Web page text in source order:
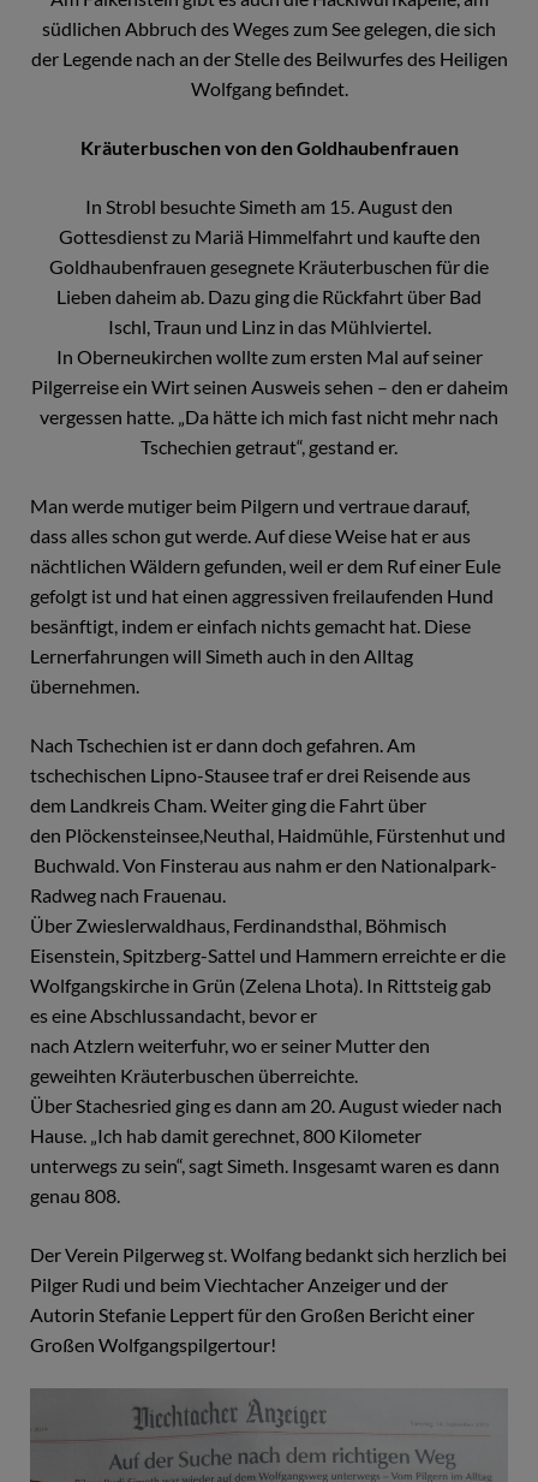
südlichen Abbruch des Weges zum See gelegen, die sich
der Legende nach an der Stelle des Beilwurfes des Heiligen
Wolfgang befindet.
Kräuterbuschen von den Goldhaubenfrauen
In Strobl besuchte Simeth am 15. August den
Gottesdienst zu Mariä Himmelfahrt und kaufte den
Goldhaubenfrauen gesegnete Kräuterbuschen für die
Lieben daheim ab. Dazu ging die Rückfahrt über Bad
Ischl, Traun und Linz in das Mühlviertel.
In Oberneukirchen wollte zum ersten Mal auf seiner
Pilgerreise ein Wirt seinen Ausweis sehen – den er daheim
vergessen hatte. „Da hätte ich mich fast nicht mehr nach
Tschechien getraut“, gestand er.
Man werde mutiger beim Pilgern und vertraue darauf,
dass alles schon gut werde. Auf diese Weise hat er aus
nächtlichen Wäldern gefunden, weil er dem Ruf einer Eule
gefolgt ist und hat einen aggressiven freilaufenden Hund
besänftigt, indem er einfach nichts gemacht hat. Diese
Lernerfahrungen will Simeth auch in den Alltag
übernehmen.
Nach Tschechien ist er dann doch gefahren. Am
tschechischen Lipno-Stausee traf er drei Reisende aus
dem Landkreis Cham. Weiter ging die Fahrt über
den Plöckensteinsee,Neuthal, Haidmühle, Fürstenhut und
Buchwald. Von Finsterau aus nahm er den Nationalpark-
Radweg nach Frauenau.
Über Zwieslerwaldhaus, Ferdinandsthal, Böhmisch
Eisenstein, Spitzberg-Sattel und Hammern erreichte er die
Wolfgangskirche in Grün (Zelena Lhota). In Rittsteig gab
es eine Abschlussandacht, bevor er
nach Atzlern weiterfuhr, wo er seiner Mutter den
geweihten Kräuterbuschen überreichte.
Über Stachesried ging es dann am 20. August wieder nach
Hause. „Ich hab damit gerechnet, 800 Kilometer
unterwegs zu sein“, sagt Simeth. Insgesamt waren es dann
genau 808.
Der Verein Pilgerweg st. Wolfang bedankt sich herzlich bei
Pilger Rudi und beim Viechtacher Anzeiger und der
Autorin Stefanie Leppert für den Großen Bericht einer
Großen Wolfgangspilgertour!